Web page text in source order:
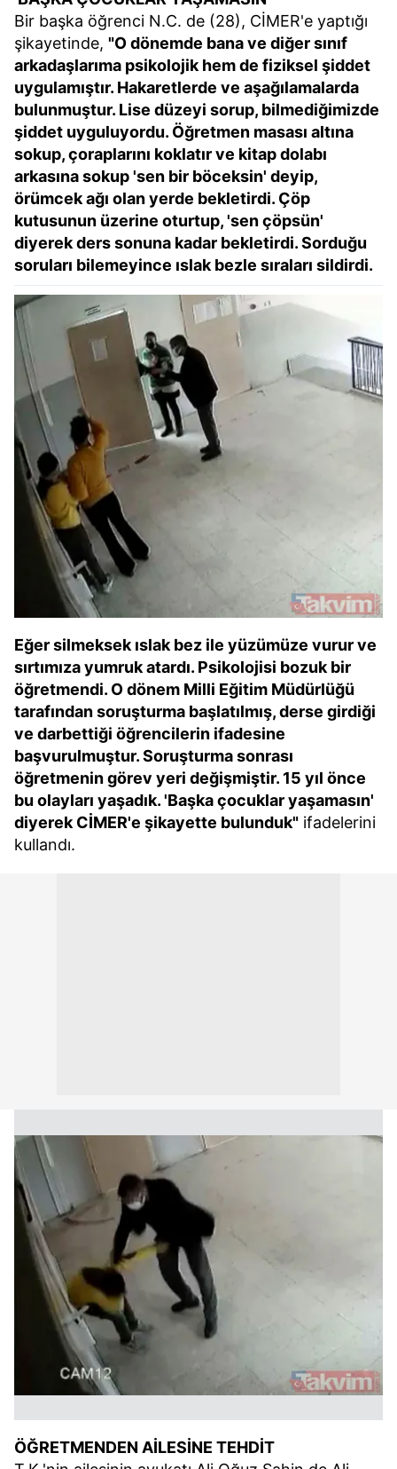
Bir başka öğrenci N.C. de (28), CİMER'e yaptığı
şikayetinde, "O dönemde bana ve diğer sınıf
arkadaşlarıma psikolojik hem de fiziksel şiddet
uygulamıştır. Hakaretlerde ve aşağılamalarda
bulunmuştur. Lise düzeyi sorup, bilmediğimizde
şiddet uyguluyordu. Öğretmen masası altına
sokup, çoraplarını koklatır ve kitap dolabı
arkasına sokup 'sen bir böceksin' deyip,
örümcek ağı olan yerde bekletirdi. Çöp
kutusunun üzerine oturtup, 'sen çöpsün'
diyerek ders sonuna kadar bekletirdi. Sorduğu
soruları bilemeyince ıslak bezle sıraları sildirdi.
Eğer silmeksek ıslak bez ile yüzümüze vurur ve
sırtımıza yumruk atardı. Psikolojisi bozuk bir
öğretmendi. O dönem Milli Eğitim Müdürlüğü
tarafından soruşturma başlatılmış, derse girdiği
ve darbettiği öğrencilerin ifadesine
başvurulmuştur. Soruşturma sonrası
öğretmenin görev yeri değişmiştir. 15 yıl önce
bu olayları yaşadık. 'Başka çocuklar yaşamasın'
diyerek CİMER'e şikayette bulunduk" ifadelerini
kullandı.
ÖĞRETMENDEN AİLESİNE TEHDİT